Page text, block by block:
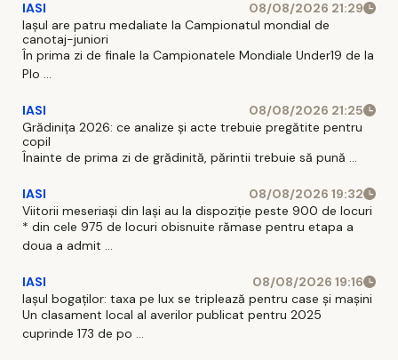
IASI
08/08/2026 21:29
Iaşul are patru medaliate la Campionatul mondial de
canotaj-juniori
În prima zi de finale la Campionatele Mondiale Under19 de la
Plo ...
IASI
08/08/2026 21:25
Grădinița 2026: ce analize și acte trebuie pregătite pentru
copil
Înainte de prima zi de grădinită, părintii trebuie să pună ...
IASI
08/08/2026 19:32
Viitorii meseriași din Iași au la dispoziție peste 900 de locuri
* din cele 975 de locuri obisnuite rămase pentru etapa a
doua a admit ...
IASI
08/08/2026 19:16
Iașul bogaților: taxa pe lux se triplează pentru case și mașini
Un clasament local al averilor publicat pentru 2025
cuprinde 173 de po ...